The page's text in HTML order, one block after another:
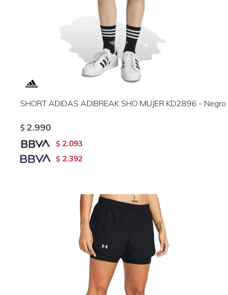
SHORT ADIDAS ADIBREAK SHO MUJER KD2896 - Negro
$ 2.990
$ 2.093
$ 2.392